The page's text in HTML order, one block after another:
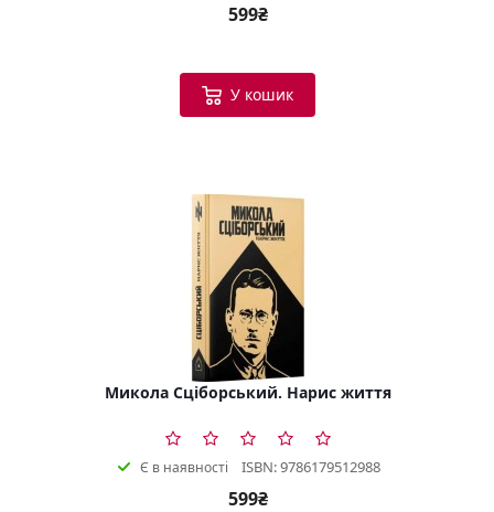
599₴
У кошик
Микола Сціборський. Нарис життя
Є в наявності ISBN: 9786179512988
599₴